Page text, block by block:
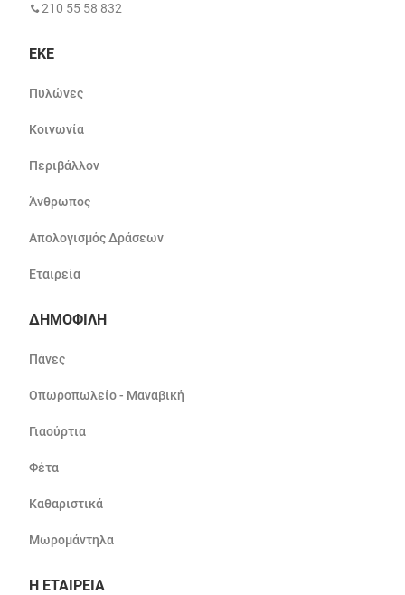
210 55 58 832
ΕΚΕ
Πυλώνες
Κοινωνία
Περιβάλλον
Άνθρωπος
Απολογισμός Δράσεων
Εταιρεία
ΔΗΜΟΦΙΛΗ
Πάνες
Οπωροπωλείο - Μαναβική
Γιαούρτια
Φέτα
Καθαριστικά
Μωρομάντηλα
Η ΕΤΑΙΡΕΙΑ